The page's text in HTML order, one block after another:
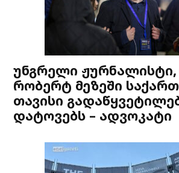
უნგრელი
რობერტ მეზეში
თავისი
დატოვებს – ადვოკატი